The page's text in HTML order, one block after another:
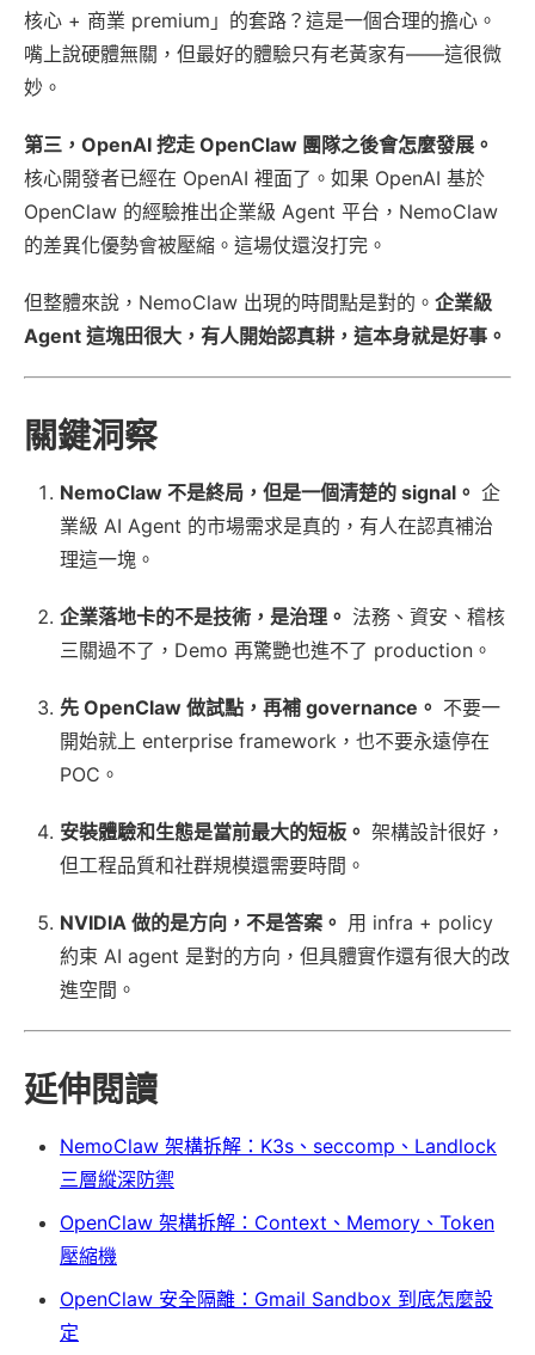
核心 + 商業 premium」的套路？這是一個合理的擔心。
嘴上說硬體無關，但最好的體驗只有老黃家有——這很微
妙。
第三，OpenAI 挖走 OpenClaw 團隊之後會怎麼發展。
核心開發者已經在 OpenAI 裡面了。如果 OpenAI 基於
OpenClaw 的經驗推出企業級 Agent 平台，NemoClaw
的差異化優勢會被壓縮。這場仗還沒打完。
但整體來說，NemoClaw 出現的時間點是對的。 企業級
Agent 這塊田很大，有人開始認真耕，這本身就是好事。
關鍵洞察
NemoClaw 不是終局，但是一個清楚的 signal。 企
業級 AI Agent 的市場需求是真的，有人在認真補治
理這一塊。
企業落地卡的不是技術，是治理。 法務、資安、稽核
三關過不了，Demo 再驚艷也進不了 production。
先 OpenClaw 做試點，再補 governance。 不要一
開始就上 enterprise framework，也不要永遠停在
POC。
安裝體驗和生態是當前最大的短板。 架構設計很好，
但工程品質和社群規模還需要時間。
NVIDIA 做的是方向，不是答案。 用 infra + policy
約束 AI agent 是對的方向，但具體實作還有很大的改
進空間。
延伸閱讀
NemoClaw 架構拆解：K3s、seccomp、Landlock
三層縱深防禦
OpenClaw 架構拆解：Context、Memory、Token
壓縮機
OpenClaw 安全隔離：Gmail Sandbox 到底怎麼設
定